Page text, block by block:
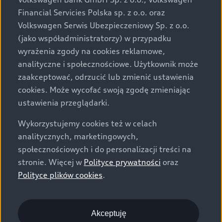
za dopłatą. Wiążące ustalenie ceny, wyposażenia i
specyfikacji pojazdu następują w umowie sprzedaży, a
określenie parametrów technicznych zawiera
świadectwo homologacji typu pojazdu. Zastrzegamy
sobie prawo do zmian i pomyłek. Wszelkie informacje
prezentowane na stronie są aktualne na dzień ich
zamieszczania. W celu uzyskania najnowszych
informacji prosimy kontaktować się z Partnerem Marki
Audi.
Wszystkie produkowane obecnie samochody marki Audi
są wykonywane z materiałów spełniających pod
względem możliwości odzysku i recyklingu wymagania
określone w normie ISO 22628 i są zgodne z
europejskimi świadectwami homologacji wydanymi wg
o.o. podlega obowiązkowi zapewnienia wszystkim
użytkownikom samochodów marki Volkswagen sieci
Financial Servicies Polska sp. z o.o. oraz
Volkswagen Serwis Ubezpieczeniowy Sp. z o.o.
(jako współadministratorzy) w przypadku
wyrażenia zgody na cookies reklamowe,
analityczne i społecznościowe. Użytkownik może
zaakceptować, odrzucić lub zmienić ustawienia
cookies. Może wycofać swoją zgodę zmieniając
ustawienia przeglądarki.
Wykorzystujemy cookies też w celach
analitycznych, marketingowych,
społecznościowych i do personalizacji treści na
stronie. Więcej w Polityce prywatności oraz
Polityce plików cookies.
Akceptuję